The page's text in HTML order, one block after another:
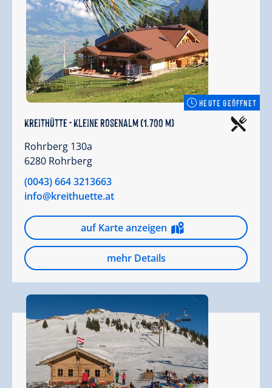
HEUTE GEÖFFNET
Kreithütte - Kleine Rosenalm (1.700 m)
Rohrberg 130a
6280 Rohrberg
(0043) 664 3213663
info@kreithuette.at
auf Karte anzeigen
mehr Details